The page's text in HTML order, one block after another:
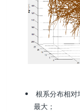
根系分布相对
最大；